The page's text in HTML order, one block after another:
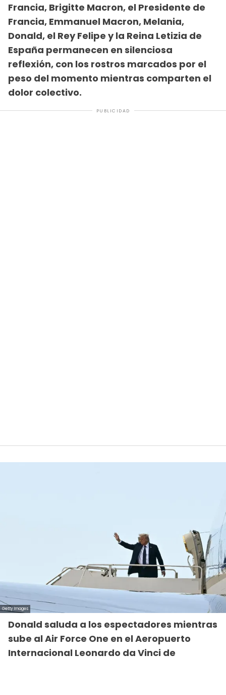
Francia, Brigitte Macron, el Presidente de
Francia, Emmanuel Macron, Melania,
Donald, el Rey Felipe y la Reina Letizia de
España permanecen en silenciosa
reflexión, con los rostros marcados por el
peso del momento mientras comparten el
dolor colectivo.
PUBLICIDAD
Donald saluda a los espectadores mientras
sube al Air Force One en el Aeropuerto
Internacional Leonardo da Vinci de